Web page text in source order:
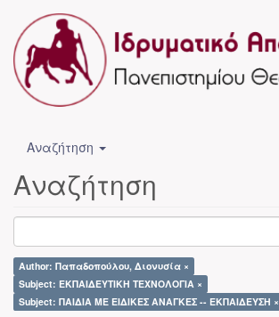
Αναζήτηση
Αναζήτηση
Author: Παπαδοπούλου, Διονυσία ×
Subject: ΕΚΠΑΙΔΕΥΤΙΚΗ ΤΕΧΝΟΛΟΓΙΑ ×
Subject: ΠΑΙΔΙΑ ΜΕ ΕΙΔΙΚΕΣ ΑΝΑΓΚΕΣ -- ΕΚΠΑΙΔΕΥΣΗ ×